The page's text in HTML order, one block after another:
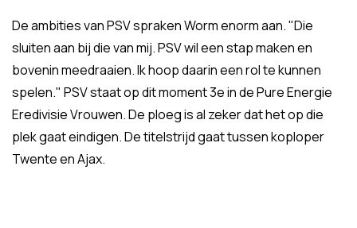
De ambities van PSV spraken Worm enorm aan. "Die
sluiten aan bij die van mij. PSV wil een stap maken en
bovenin meedraaien. Ik hoop daarin een rol te kunnen
spelen." PSV staat op dit moment 3e in de Pure Energie
Eredivisie Vrouwen. De ploeg is al zeker dat het op die
plek gaat eindigen. De titelstrijd gaat tussen koploper
Twente en Ajax.